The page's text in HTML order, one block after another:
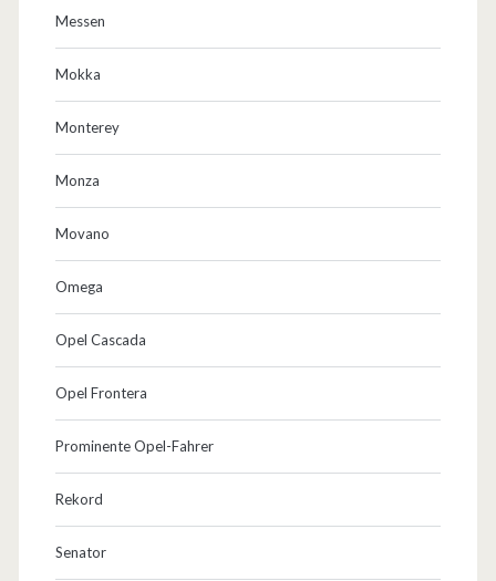
Messen
Mokka
Monterey
Monza
Movano
Omega
Opel Cascada
Opel Frontera
Prominente Opel-Fahrer
Rekord
Senator